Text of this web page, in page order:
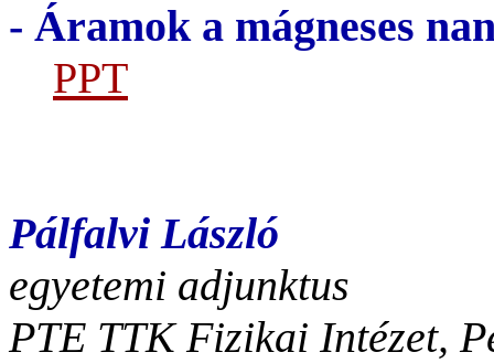
- Áramok a mágneses
PPT
Pálfalvi László
egyetemi adjunktus
PTE TTK Fizikai Intézet,